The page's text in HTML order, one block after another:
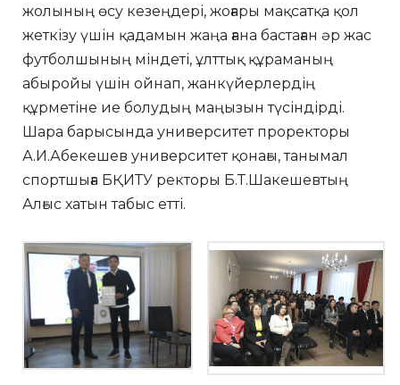
жолының өсу кезеңдері, жоғары мақсатқа қол
жеткізу үшін қадамын жаңа ғана бастаған әр жас
футболшының міндеті, ұлттық құраманың
абыройы үшін ойнап, жанкүйерлердің
құрметіне ие болудың маңызын түсіндірді.
Шара барысында университет проректоры
А.И.Абекешев университет қонағы, танымал
спортшыға БҚИТУ ректоры Б.Т.Шакешевтың
Алғыс хатын табыс етті.